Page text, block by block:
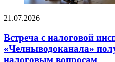
21.07.2026
Встреча с налоговой
«Челныводоканала»
налоговым вопросам